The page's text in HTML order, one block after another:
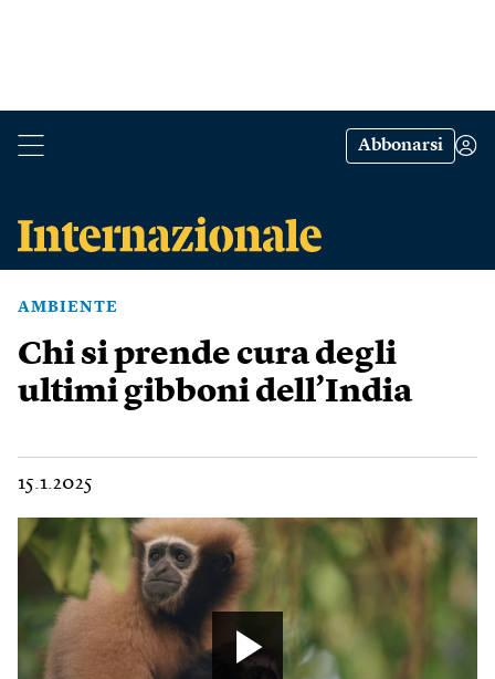
Abbonarsi
AMBIENTE
Chi si prende cura degli
ultimi gibboni dell’India
15.1.2025